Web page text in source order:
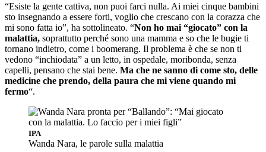
“Esiste la gente cattiva, non puoi farci nulla. Ai miei cinque bambini
sto insegnando a essere forti, voglio che crescano con la corazza che
mi sono fatta io”, ha sottolineato. “Non ho mai “giocato” con la
malattia, soprattutto perché sono una mamma e so che le bugie ti
tornano indietro, come i boomerang. Il problema è che se non ti
vedono “inchiodata” a un letto, in ospedale, moribonda, senza
capelli, pensano che stai bene. Ma che ne sanno di come sto, delle
medicine che prendo, della paura che mi viene quando mi
fermo“.
IPA
Wanda Nara, le parole sulla malattia